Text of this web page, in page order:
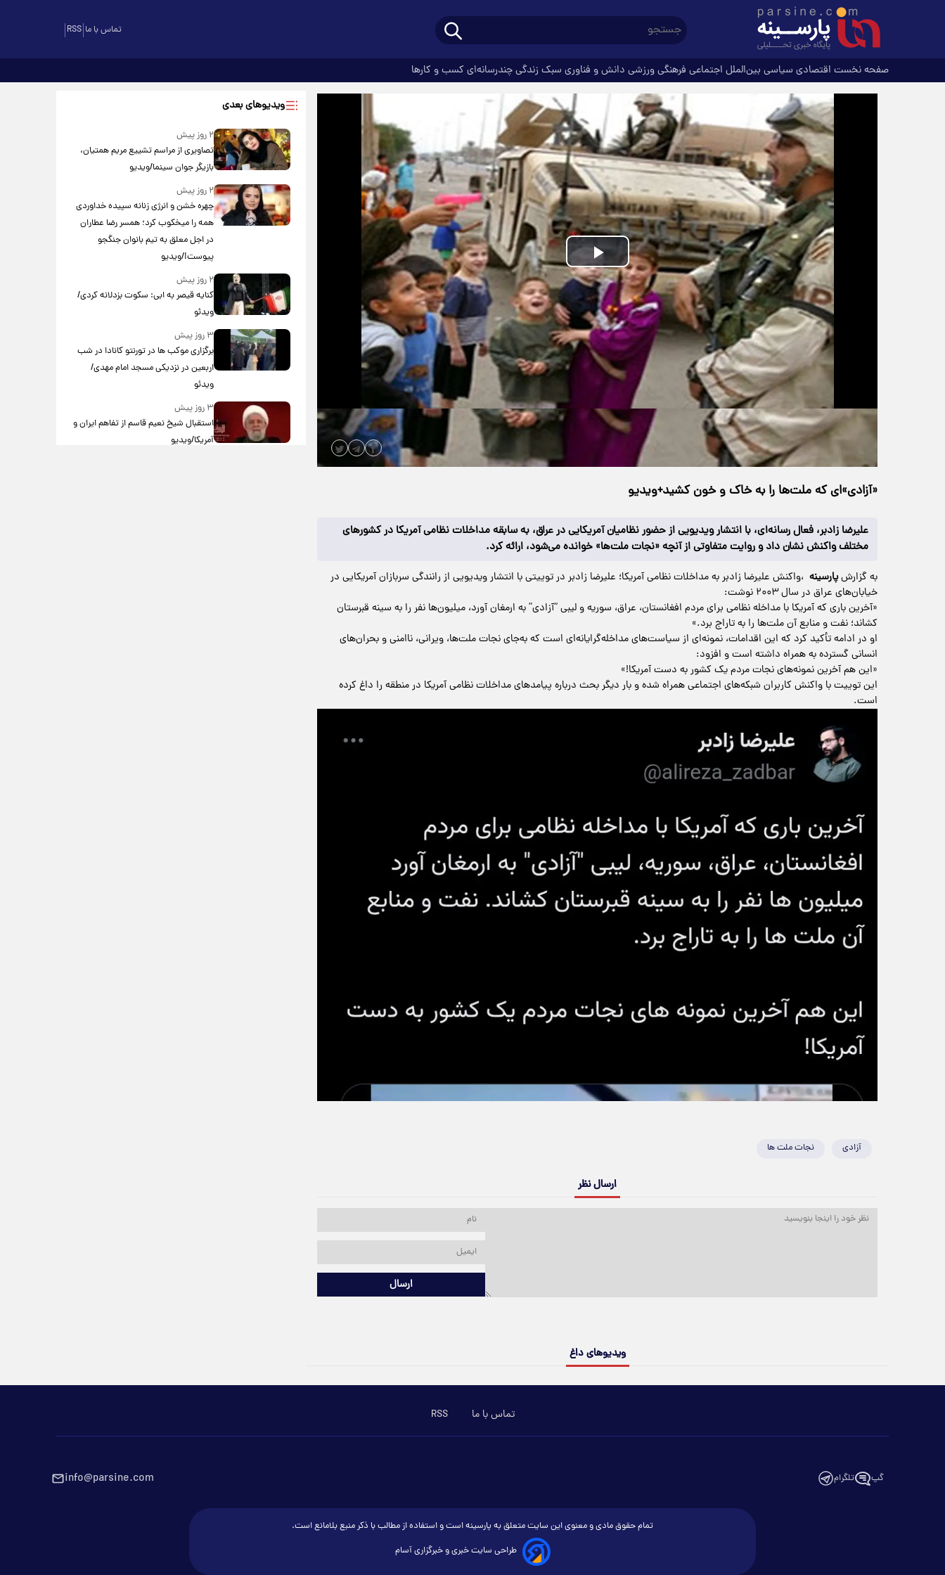
RSS تماس با ما
صفحه نخست اقتصادی سیاسی بین‌الملل اجتماعی فرهنگیورزشی دانش و فناوری سبک زندگیچندرسانه‌ای کسب و کارها
Play
Video
حجم ویدیو: 4.16M |مدت زمان ویدیو: 00:00:45
چندرسانه‌ای ۱۲ دی ۱۴۰۴ ۲۲:۱۸27 بازدید دانلود
«آزادی»‌ای که ملت‌ها را به خاک و خون کشید+ویدیو
علیرضا زادبر، فعال رسانه‌ای، با انتشار ویدیویی از حضور نظامیان آمریکایی در عراق، به سابقه مداخلات نظامی آمریکا در کشورهای
مختلف واکنش نشان داد و روایت متفاوتی از آنچه «نجات ملت‌ها» خوانده می‌شود، ارائه کرد.
به گزارشپارسینه ،واکنش علیرضا زادبر به مداخلات نظامی آمریکا؛ علیرضا زادبر در توییتی با انتشار ویدیویی از رانندگی سربازان آمریکایی در
خیابان‌های عراق در سال ۲۰۰۳ نوشت:
«آخرین باری که آمریکا با مداخله نظامی برای مردم افغانستان، عراق، سوریه و لیبی “آزادی” به ارمغان آورد، میلیون‌ها نفر را به سینه قبرستان
کشاند؛ نفت و منابع آن ملت‌ها را به تاراج برد.»
او در ادامه تأکید کرد که این اقدامات، نمونه‌ای از سیاست‌های مداخله‌گرایانه‌ای است که به‌جای نجات ملت‌ها، ویرانی، ناامنی و بحران‌های
انسانی گسترده به همراه داشته است و افزود:
«این هم آخرین نمونه‌های نجات مردم یک کشور به دست آمریکا!»
این توییت با واکنش کاربران شبکه‌های اجتماعی همراه شده و بار دیگر بحث درباره پیامدهای مداخلات نظامی آمریکا در منطقه را داغ کرده
است.
آزادی نجات ملت ها
ارسال نظر
ارسال
ویدیوهای داغ
ویدیوهای بعدی
۲ روز پیش
تصاویری از مراسم تشییع مریم همتیان،
بازیگر جوان سینما/ویدیو
۲ روز پیش
چهره خشن و انرژی زنانه سپیده خداوردی
همه را میخکوب کرد؛ همسر رضا عطاران
در اجل معلق به تیم بانوان جنگجو
پیوست!/ویدیو
۲ روز پیش
کنایه قیصر به ابی: سکوت بزدلانه کردی/
ویدئو
۳ روز پیش
برگزاری موکب ها در تورنتو کانادا در شب
اربعین در نزدیکی مسجد امام مهدی/
ویدئو
۳ روز پیش
استقبال شیخ نعیم قاسم از تفاهم ایران و
آمریکا/ویدیو
تماس با ما RSS
گپ تلگرام info@parsine.com
تمام حقوق مادی و معنوی این سایت متعلق به پارسینه است و استفاده از مطالب با ذکر منبع بلامانع است.
طراحی سایت خبری و خبرگزاری آسام